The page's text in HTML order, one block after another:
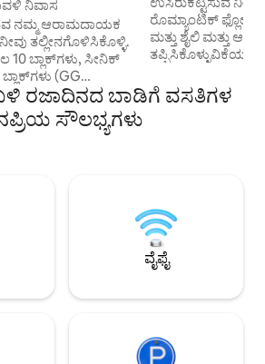
ನಿವಾಸ
ನಮ್ಮ ಆರಾಮದಾಯಕ
ತಲ್ಲೀನಗೊಳಿಸಿಕೊಳ್ಳಿ.
ಬ್ಲಾಕ್‌ಗಳು, ಸೀನಿಕ್
(GG
ಐತಿಹಾಸಿಕ ಸುಟ್ರೊ
ಪಾರ್ಕ್ ಜೊತೆಗೆ
ಕೆಳಗೆ ಬ್ಲಾಕ್‌ಗಳು.
ಹೊಂದಿಲ್ಲ
ಇದು ನಮ್ಮ
ಮತ್ತು ಬಾತ್‌ರೂಮ್
ರೊಮ್ಯಾಂಟಿಕ್
ಮತ್ತು ಶೈಲಿ ಮತ್ತು
ಹೋಗುವ
ಆರಾಮದಾಯಕ
ವ್ಯಾಲಿಗೆ ನಡೆಯಿರಿ/
ಉಚಿತ ಪಾರ್ಕಿಂಗ್ ಈ ಅಥವಾ ನಮ್ಮ 3 ಇತರ
ಫ್ಲೋಟಿಂಗ್
ರಜಾದಿನದ ಬಾಡಿಗೆ ವಸತಿಗಳ
ಸೌಲಭ್ಯಗಳು
ವೈಫೈ